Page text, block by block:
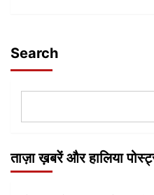
Search
ताज़ा ख़बरें और हालिया